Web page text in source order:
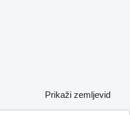
Prikaži zemljevid